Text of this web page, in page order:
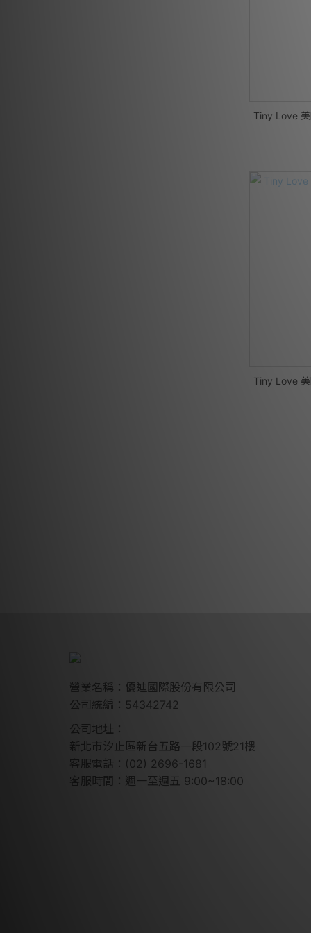
Tiny Love
Tiny Love
營業名稱：優迪國際股份有限公司
公司統編：54342742
公司地址：
新北市汐止區新台五路一段102號21樓
客服電話：(02) 2696-1681
客服時間：週一至週五 9:00~18:00